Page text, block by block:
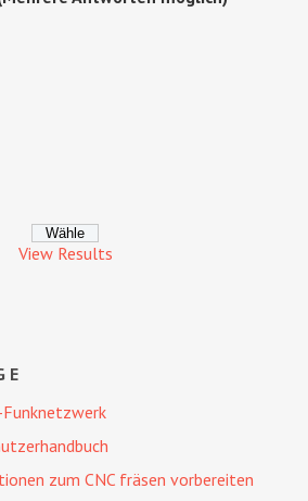
View Results
Funknetzwerk
zum CNC fräsen vorbereiten